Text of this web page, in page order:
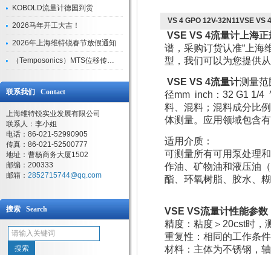
KOBOLD流量计德国到货
2026马年开工大吉！
2026年上海维特锐春节放假通知
（Temposonics）MTS位移传感器现货库存型号
联系我们 Contact
上海维特锐实业发展有限公司
联系人：李小姐
电话：86-021-52990905
传真：86-021-52500777
地址：曹杨商务大厦1502
邮编：200333
邮箱： 2852715744@qq.com
搜索 Search
VS 4 GPO 12V-32N11VSE VS
VSE VS 4流量计上海
谱，采购订货认准“上海
型，我们可以为您提供
VSE VS 4流量计测量范
径mm inch：32 G1 1/4
料、混料；混料成分比
体测量。应用领域包含
适用介质：
可测量所有可用泵处理
作油、矿物油和液压油
酯、环氧树脂、胶水、
VSE VS流量计性能参数
精度：粘度＞20cst时，
重复性：相同的工作条
材料：主体为不锈钢，